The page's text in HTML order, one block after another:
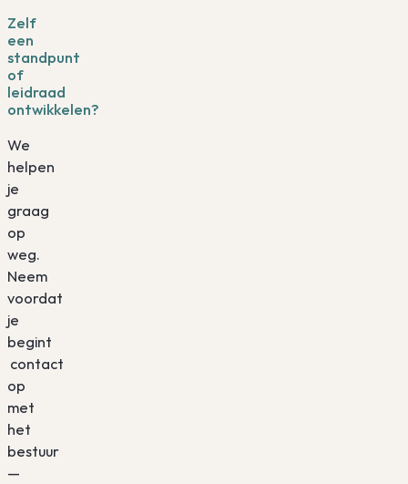
Zelf
een
standpunt
of
leidraad
ontwikkelen?
We
helpen
je
graag
op
weg.
Neem
voordat
je
begint
contact
op
met
het
bestuur
—